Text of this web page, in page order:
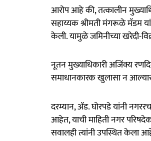
आरोप आहे की, तत्कालीन
सहाय्यक श्रीमती मंगरूळे मॅडम
केली. यामुळे जमिनीच्या खरेदी-
नूतन मुख्याधिकारी अजिंक्य
समाधानकारक खुलासा न
दरम्यान, ॲड. घोरपडे यांनी
आहेत, याची माहिती नगर
सवालही त्यांनी उपस्थित केला